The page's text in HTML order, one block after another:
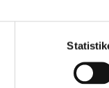
217,80 kWh / (m²*a)